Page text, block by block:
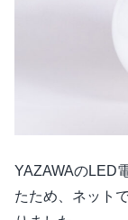
YAZAWAのLED
たため、ネット